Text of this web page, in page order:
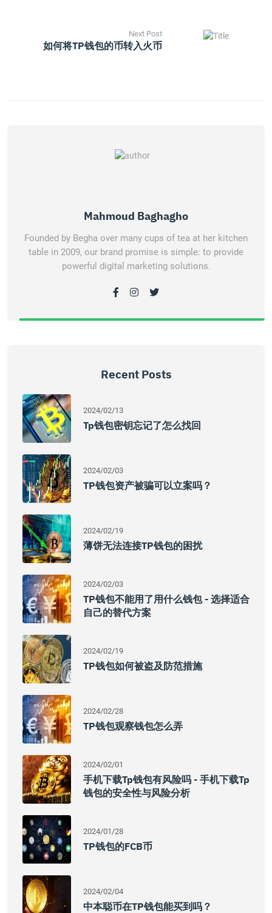
Next Post
如何将TP钱包的币转入火币
Mahmoud Baghagho
Founded by Begha over many cups of tea at her kitchen
table in 2009, our brand promise is simple: to provide
powerful digital marketing solutions.
Recent Posts
2024/02/13
Tp钱包密钥忘记了怎么找回
2024/02/03
TP钱包资产被骗可以立案吗？
2024/02/19
薄饼无法连接TP钱包的困扰
2024/02/03
TP钱包不能用了用什么钱包 - 选择适合
自己的替代方案
2024/02/19
TP钱包如何被盗及防范措施
2024/02/28
TP钱包观察钱包怎么弄
2024/02/01
手机下载tp钱包有风险吗 - 手机下载tp
钱包的安全性与风险分析
2024/01/28
TP钱包的FCB币
2024/02/04
中本聪币在TP钱包能买到吗？